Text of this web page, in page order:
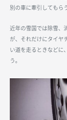
別の車に牽引してもら
近年の雪国では除雪、
が、それだけにタイヤ
い道を走るときなどに
う。